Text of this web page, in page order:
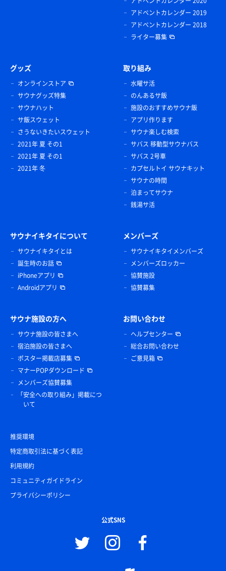
アドベントカレンダー 2019
アドベントカレンダー 2018
ライター募集
グッズ
オンラインストア
サウナグッズ特集
サウナハット
サ飯スウェット
さうないきたいスウェット
2021年 夏 その1
2021年 夏 その1
2021年 冬
取り組み
水曜サ活
のんあるサ飯
施設のおすすめサウナ飯
アプリ作ります
サウナ楽しむ検索
サバス 移動型サウナバス
サバス 2号車
カプセルトイ サウナキット
サウナの時間
泊まってサウナ
銭湯サ活
サウナイキタイについて
サウナイキタイとは
誕生時のお話
iPhoneアプリ
Androidアプリ
メンバーズ
サウナイキタイメンバーズ
メンバーズロッカー
協賛施設
協賛募集
サウナ施設の方へ
サウナ施設の皆さまへ
宿泊施設の皆さまへ
ポスター掲載店募集
マナーPOPダウンロード
メンバーズ協賛募集
「安全への取り組み」掲載につ
いて
お問い合わせ
ヘルプセンター
総合お問い合わせ
ご意見箱
推奨環境
特定商取引法に基づく表記
利用規約
コミュニティガイドライン
プライバシーポリシー
公式SNS